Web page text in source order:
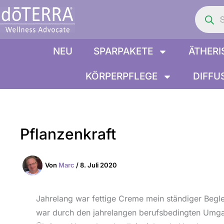
Zum
Inhalt
springen
Products
search
NEU SPARPAKETE
KÖRPERPFLEGE
Pflanzenkraft
Von Marc /8. Juli 2020
Jahrelang war fettige Creme mein ständiger
war durch den jahrelangen berufsbedingten